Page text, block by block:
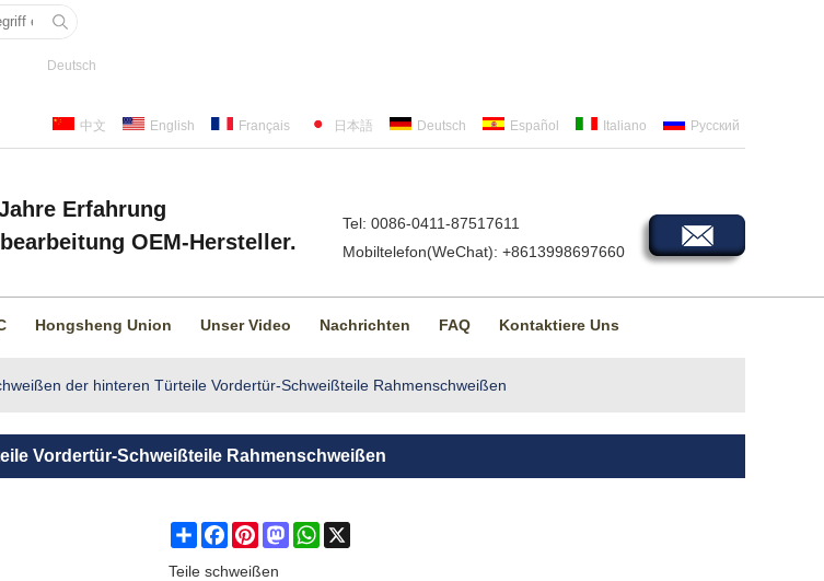
Deutsch
中文 English Français 日本語 Deutsch Español Italiano Русский
Erfahrung
OEM-Hersteller.
Tel: 0086-0411-87517611
Mobiltelefon(WeChat): +8613998697660
Hongsheng Union Unser Video Nachrichten FAQ Kontaktiere Uns
der hinteren Türteile Vordertür-Schweißteile Rahmenschweißen
Vordertür-Schweißteile Rahmenschweißen
ShareFacebookPinterestMastodonWhatsApp
Teile schweißen